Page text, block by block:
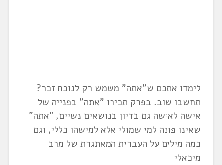
לימדו אתכם ש"אתה" משמש רק לנוכח זכר?
תחשבו שוב. בפרק תכירו "אתה" בפנייה של
אישה לאישה גם בדיון בנושאים נשיים, "אתה"
שאינו פונה למי שמולי אלא למישהו כללי, וגם
כמה מילים על העברית המאתגרת של מרב
מיכאלי